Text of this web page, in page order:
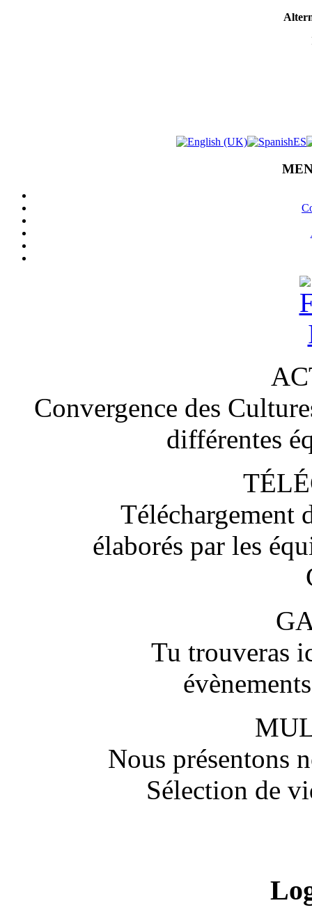
Convergence des
différentes
Téléchargement
élaborés par les
Tu trouveras
Nous présentons
Sélection de